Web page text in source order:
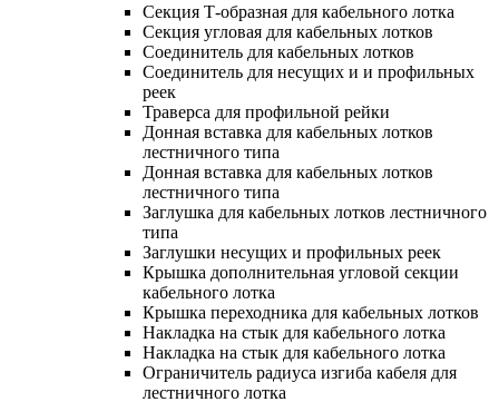
Секция Т-образная для кабельного лотка
Секция угловая для кабельных лотков
Соединитель для кабельных лотков
Соединитель для несущих и и профильных
реек
Траверса для профильной рейки
Донная вставка для кабельных лотков
лестничного типа
Донная вставка для кабельных лотков
лестничного типа
Заглушка для кабельных лотков лестничного
типа
Заглушки несущих и профильных реек
Крышка дополнительная угловой секции
кабельного лотка
Крышка переходника для кабельных лотков
Накладка на стык для кабельного лотка
Накладка на стык для кабельного лотка
Ограничитель радиуса изгиба кабеля для
лестничного лотка